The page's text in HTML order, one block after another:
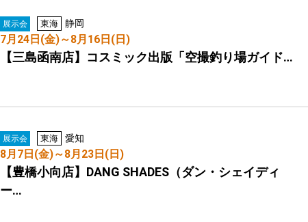
展示会 東海 静岡
7月24日(金)～8月16日(日)
【三島函南店】コスミック出版「空撮釣り場ガイド…
展示会 東海 愛知
8月7日(金)～8月23日(日)
【豊橋小向店】DANG SHADES（ダン・シェイディ
ー…